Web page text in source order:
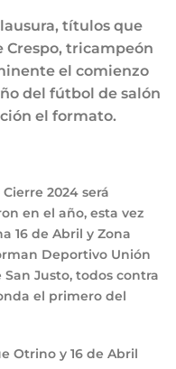
títulos que
tricampeón
el comienzo
del fútbol de salón
el formato.
2024 será
en el año, esta vez
16 de Abril y Zona
Deportivo Unión
Justo, todos contra
el primero del
Otrino y 16 de Abril